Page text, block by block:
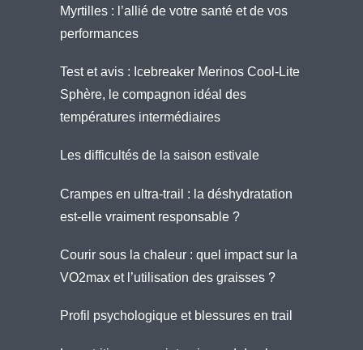
Myrtilles : l’allié de votre santé et de vos
performances
Test et avis : Icebreaker Merinos Cool-Lite
Sphère, le compagnon idéal des
températures intermédiaires
Les difficultés de la saison estivale
Crampes en ultra-trail : la déshydratation
est-elle vraiment responsable ?
Courir sous la chaleur : quel impact sur la
VO2max et l’utilisation des graisses ?
Profil psychologique et blessures en trail